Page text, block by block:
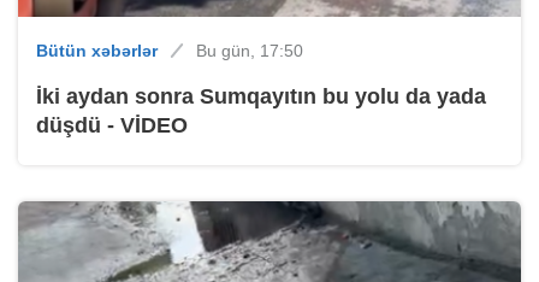
Bütün xəbərlər Bu gün, 17:50
İki aydan sonra Sumqayıtın bu yolu da yada
düşdü - VİDEO